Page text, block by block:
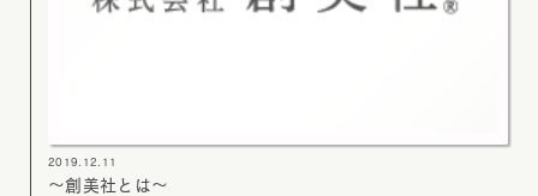
2019.12.11
～創美社とは～